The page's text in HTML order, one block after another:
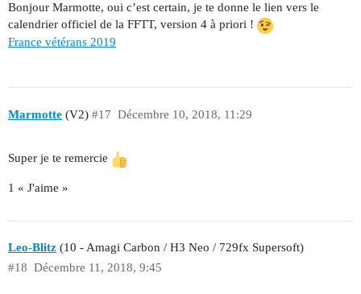
Bonjour Marmotte, oui c’est certain, je te donne le lien vers le
calendrier officiel de la FFTT, version 4 à priori !
France vétérans 2019
Marmotte (V2) Décembre 10, 2018, 11:29
#17
Super je te remercie
1 « J'aime »
Leo-Blitz (10 - Amagi Carbon / H3 Neo / 729fx Supersoft)
Décembre 11, 2018, 9:45
#18